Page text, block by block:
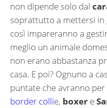
non dipende solo dal
soprattutto a mettersi in
così impareranno a
meglio un animale
non erano abbastanza
casa. E poi? Ognuno a
puntate che avranno
border collie, boxer e